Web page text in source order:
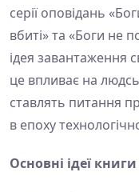
серії оповідань
вбиті» та «Боги не
ідея завантаження
це впливає на
ставлять питання
в епоху
Основні ідеї книги